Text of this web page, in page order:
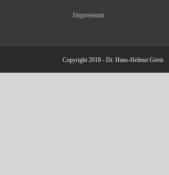
Impressum
Copyright 2018 - Dr. Hans-Helmut Görtz